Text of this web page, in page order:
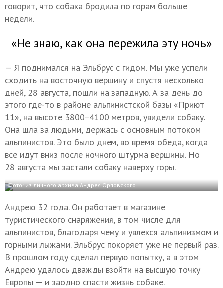
говорит, что собака бродила по горам больше
недели.
«Не знаю, как она пережила эту ночь»
— Я поднимался на Эльбрус с гидом. Мы уже успели
сходить на восточную вершину и спустя несколько
дней, 28 августа, пошли на западную. А за день до
этого где-то в районе альпинистской базы «Приют
11», на высоте 3800−4100 метров, увидели собаку.
Она шла за людьми, держась с основным потоком
альпинистов. Это было днем, во время обеда, когда
все идут вниз после ночного штурма вершины. Но
28 августа мы застали собаку наверху горы.
Фото: из личного архива Андрея Орловского
Андрею 32 года. Он работает в магазине
туристического снаряжения, в том числе для
альпинистов, благодаря чему и увлекся альпинизмом и
горными лыжами. Эльбрус покоряет уже не первый раз.
В прошлом году сделал первую попытку, а в этом
Андрею удалось дважды взойти на высшую точку
Европы — и заодно спасти жизнь собаке.